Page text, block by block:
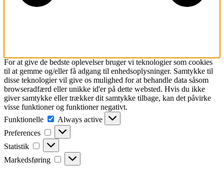
For at give de bedste oplevelser bruger vi teknologier som cookies
til at gemme og/eller få adgang til enhedsoplysninger. Samtykke til
disse teknologier vil give os mulighed for at behandle data såsom
browseradfærd eller unikke id'er på dette websted. Hvis du ikke
giver samtykke eller trækker dit samtykke tilbage, kan det påvirke
visse funktioner og funktioner negativt.
Funktionelle
Funktionelle
Always active
Preferences
Preferences
Statistik Statistik
Markedsføring Markedsføring